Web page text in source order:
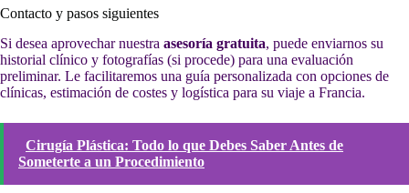
Contacto y pasos siguientes
Si desea aprovechar nuestra asesoría gratuita, puede enviarnos su
historial clínico y fotografías (si procede) para una evaluación
preliminar. Le facilitaremos una guía personalizada con opciones de
clínicas, estimación de costes y logística para su viaje a Francia.
Cirugía Plástica: Todo lo que Debes Saber Antes de
Someterte a un Procedimiento